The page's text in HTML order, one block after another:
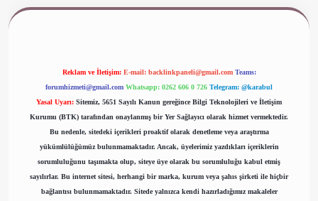
Reklam ve İletişim: E-mail: backlinkpaneli@gmail.com Teams:
forumhizmeti@gmail.com Whatsapp: 0262 606 0 726 Telegram: @karabul
Yasal Uyarı: Sitemiz, 5651 Sayılı Kanun gereğince Bilgi Teknolojileri ve İletişim
Kurumu (BTK) tarafından onaylanmış bir Yer Sağlayıcı olarak hizmet vermektedir.
Bu nedenle, sitedeki içerikleri proaktif olarak denetleme veya araştırma
yükümlülüğümüz bulunmamaktadır. Ancak, üyelerimiz yazdıkları içeriklerin
sorumluluğunu taşımakta olup, siteye üye olarak bu sorumluluğu kabul etmiş
sayılırlar. Bu internet sitesi, herhangi bir marka, kurum veya şahıs şirketi ile hiçbir
bağlantısı bulunmamaktadır. Sitede yalnızca kendi hazırladığımız makaleler